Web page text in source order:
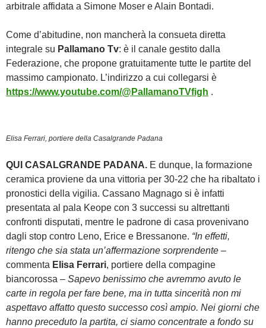
arbitrale affidata a Simone Moser e Alain Bontadi.
Come d’abitudine, non mancherà la consueta diretta
integrale su Pallamano Tv: è il canale gestito dalla
Federazione, che propone gratuitamente tutte le partite del
massimo campionato. L’indirizzo a cui collegarsi è
https://www.youtube.com/@PallamanoTVfigh .
Elisa Ferrari, portiere della Casalgrande Padana
QUI CASALGRANDE PADANA. E dunque, la formazione
ceramica proviene da una vittoria per 30-22 che ha ribaltato i
pronostici della vigilia. Cassano Magnago si è infatti
presentata al pala Keope con 3 successi su altrettanti
confronti disputati, mentre le padrone di casa provenivano
dagli stop contro Leno, Erice e Bressanone. “In effetti,
ritengo che sia stata un’affermazione sorprendente –
commenta Elisa Ferrari, portiere della compagine
biancorossa – Sapevo benissimo che avremmo avuto le
carte in regola per fare bene, ma in tutta sincerità non mi
aspettavo affatto questo successo così ampio. Nei giorni che
hanno preceduto la partita, ci siamo concentrate a fondo su